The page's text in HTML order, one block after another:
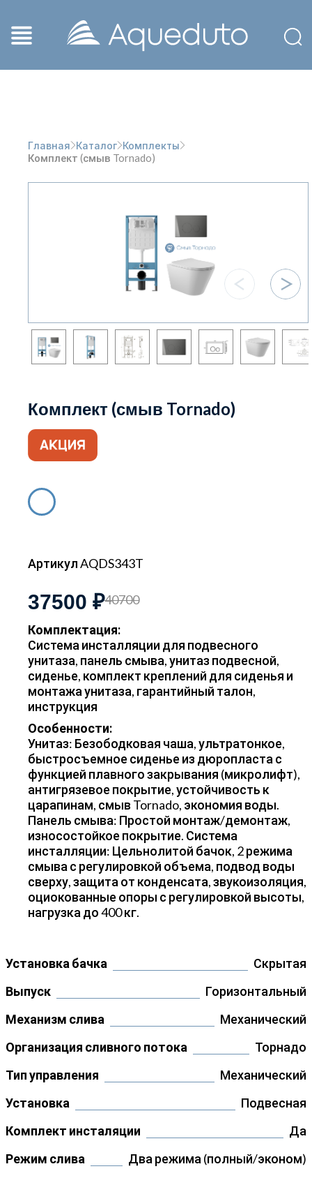
Главная Каталог Комплекты
Комплект (смыв Tornado)
Комплект (смыв Tornado)
Артикул AQDS343T
37500 ₽40700
Комплектация:
Система инсталляции для подвесного
унитаза, панель смыва, унитаз подвесной,
сиденье, комплект креплений для сиденья и
монтажа унитаза, гарантийный талон,
инструкция
Особенности:
Унитаз: Безободковая чаша, ультратонкое,
быстросъемное сиденье из дюропласта с
функцией плавного закрывания (микролифт),
антигрязевое покрытие, устойчивость к
царапинам, смыв Tornado, экономия воды.
Панель смыва: Простой монтаж/демонтаж,
износостойкое покрытие. Система
инсталляции: Цельнолитой бачок, 2 режима
смыва с регулировкой объема, подвод воды
сверху, защита от конденсата, звукоизоляция,
оциокованные опоры с регулировкой высоты,
нагрузка до 400 кг.
Установка бачка
Скрытая
Выпуск
Горизонтальный
Механизм слива
Механический
Организация сливного потока
Торнадо
Тип управления
Механический
Установка
Подвесная
Комплект инсталяции
Да
Режим слива
Два режима (полный/эконом)